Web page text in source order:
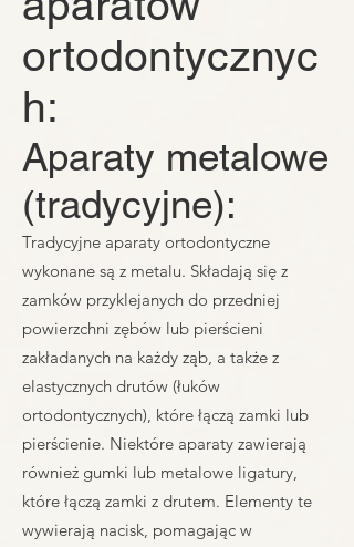
ortodontycznyc
h:
Aparaty metalowe
(tradycyjne):
Tradycyjne aparaty ortodontyczne
wykonane są z metalu. Składają się z
zamków przyklejanych do przedniej
powierzchni zębów lub pierścieni
zakładanych na każdy ząb, a także z
elastycznych drutów (łuków
ortodontycznych), które łączą zamki lub
pierścienie. Niektóre aparaty zawierają
również gumki lub metalowe ligatury,
które łączą zamki z drutem. Elementy te
wywierają nacisk, pomagając w